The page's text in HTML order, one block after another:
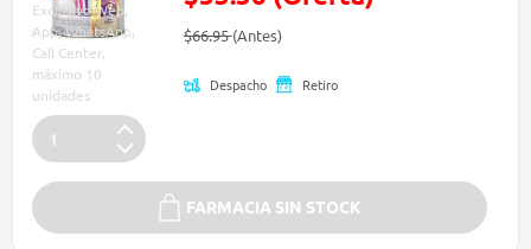
Exclusivo Web,
App, WhatsApp,
Call Center,
máximo 10
unidades
Precio reducido de
$66.95(Antes)(Oferta)
Despacho Retiro
FARMACIA SIN STOCK